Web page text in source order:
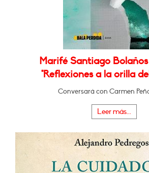
Marifé Santiago
"Reflexiones a la orilla
Conversará con Carmen
Leer más...